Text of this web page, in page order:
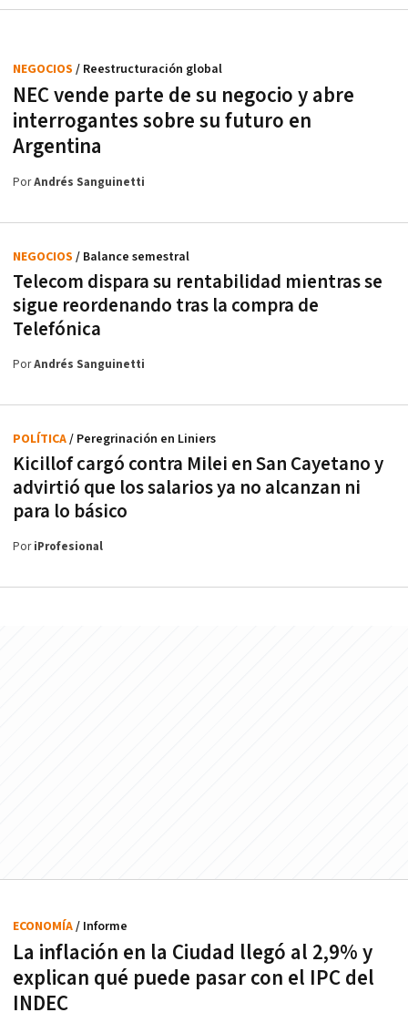
NEC vende parte de su negocio y abre
interrogantes sobre su futuro en
Argentina
NEGOCIOS / Reestructuración global
PorAndrés Sanguinetti
Telecom dispara su rentabilidad mientras se
sigue reordenando tras la compra de
Telefónica
NEGOCIOS / Balance semestral
PorAndrés Sanguinetti
Kicillof cargó contra Milei en San Cayetano y
advirtió que los salarios ya no alcanzan ni
para lo básico
POLÍTICA/ Peregrinación en Liniers
PoriProfesional
La inflación en la Ciudad llegó al 2,9% y
explican qué puede pasar con el IPC del
INDEC
ECONOMÍA/ Informe